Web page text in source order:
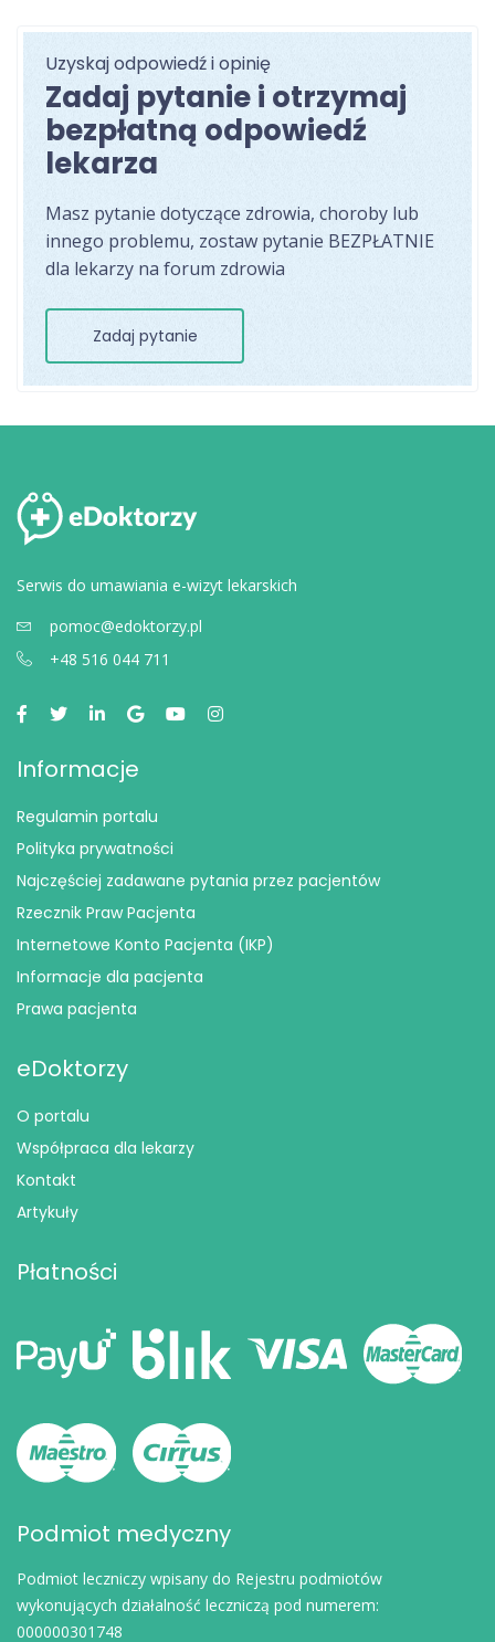
Uzyskaj odpowiedź i opinię
Zadaj pytanie i otrzymaj
bezpłatną odpowiedź
lekarza
Masz pytanie dotyczące zdrowia, choroby lub
innego problemu, zostaw pytanie BEZPŁATNIE
dla lekarzy na forum zdrowia
Zadaj pytanie
Serwis do umawiania e-wizyt lekarskich
pomoc@edoktorzy.pl
+48 516 044 711
Informacje
Regulamin portalu
Polityka prywatności
Najczęściej zadawane pytania przez pacjentów
Rzecznik Praw Pacjenta
Internetowe Konto Pacjenta (IKP)
Informacje dla pacjenta
Prawa pacjenta
eDoktorzy
O portalu
Współpraca dla lekarzy
Kontakt
Artykuły
Płatności
Podmiot medyczny
Podmiot leczniczy wpisany do Rejestru podmiotów
wykonujących działalność leczniczą pod numerem:
000000301748